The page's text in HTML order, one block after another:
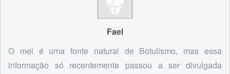
Fael
O mel é uma fonte natural de Botulismo, mas essa
informação só recentemente passou a ser divulgada